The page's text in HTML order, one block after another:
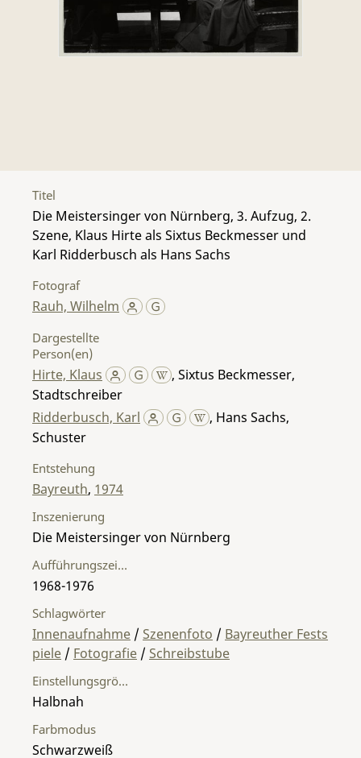
Titel
Die Meistersinger von Nürnberg, 3. Aufzug, 2.
Szene, Klaus Hirte als Sixtus Beckmesser und
Karl Ridderbusch als Hans Sachs
Fotograf
Rauh, Wilhelm
Dargestellte
Person(en)
Hirte, Klaus , Sixtus Beckmesser,
Stadtschreiber
Ridderbusch, Karl
, Hans Sachs,
Schuster
Entstehung
Bayreuth, 1974
Einstellungsgröße
Halbnah
Farbmodus
Schwarzweiß
Inszenierung
Die Meistersinger von Nürnberg
Aufführungszeitraum
1968-1976
Schlagwörter
Innenaufnahme / Szenenfoto / Bayreuther Fests
piele / Fotografie / Schreibstube